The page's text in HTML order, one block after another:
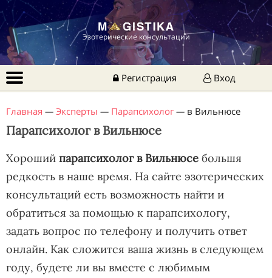
Эзотерические консультации
Регистрация Вход
Главная — Эксперты — Парапсихолог — в Вильнюсе
Парапсихолог в Вильнюсе
Хороший парапсихолог в Вильнюсе большя
редкость в наше время. На сайте эзотерических
консультаций есть возможность найти и
обратиться за помощью к парапсихологу,
задать вопрос по телефону и получить ответ
онлайн. Как сложится ваша жизнь в следующем
году, будете ли вы вместе с любимым